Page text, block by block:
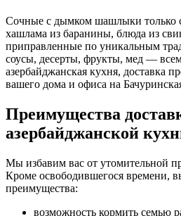
Сочные с дымком шашлыки только
хашлама из баранины, блюда из
приправленные по уникальным
соусы, десерты, фрукты, мед —
азербайджанская кухня, доставка
вашего дома и офиса на
Преимущества
азербайджанской
Мы избавим вас от утомительной
Кроме освободившегося времени,
преимущества:
возможность кормить семью